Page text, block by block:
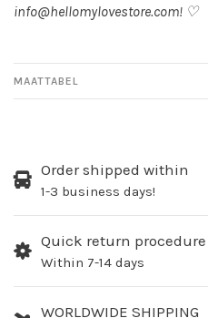
info@hellomylovestore.com! ♡
MAATTABEL
Order shipped within
1-3 business days!
Quick return procedure
Within 7-14 days
WORLDWIDE SHIPPING